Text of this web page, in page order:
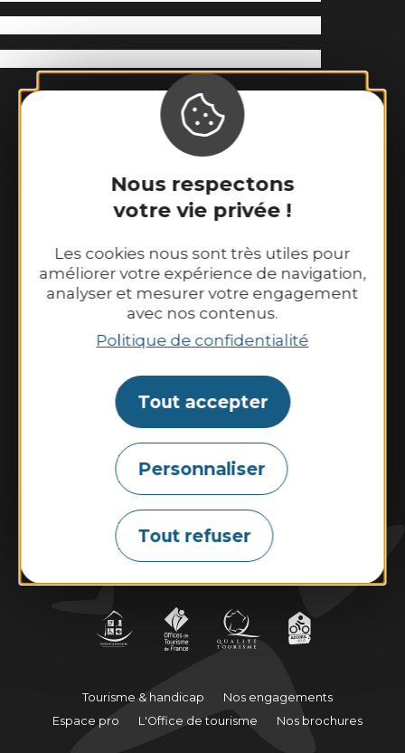
Nous respectons
votre vie privée !
Les cookies nous sont très utiles pour
améliorer votre expérience de navigation,
analyser et mesurer votre engagement
avec nos contenus.
Politique de confidentialité
Tout accepter
Personnaliser
Tout refuser
6 place Le Pomellec
22520 Binic-Etables sur Mer
Tél. 02 96 73 60 12
Du lundi au samedi : 9h30–13h00 et
14h00–18h30.
Dimanche et jours fériés : 10h00–13h00 et
Contactez-nous
Marées Météo
Tourisme & handicap
Nos engagements
Espace pro
L'Office de tourisme Nos brochures